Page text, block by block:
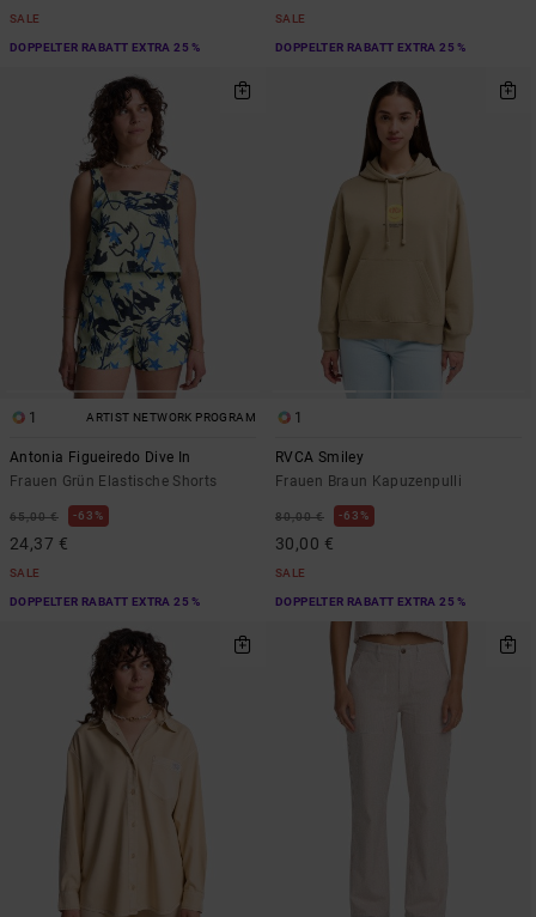
SALE
DOPPELTER RABATT EXTRA 25 %
SALE
DOPPELTER RABATT EXTRA 25 %
1 ARTIST NETWORK PROGRAM
Antonia Figueiredo Dive In
Frauen Grün Elastische Shorts
65,00 € 63%
24,37 €
SALE
DOPPELTER RABATT EXTRA 25 %
1
RVCA Smiley
Frauen Braun Kapuzenpulli
80,00 € 63%
30,00 €
SALE
DOPPELTER RABATT EXTRA 25 %